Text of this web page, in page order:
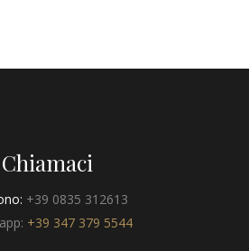
Chiamaci
+39 0835 312613
+39 347 379 5544